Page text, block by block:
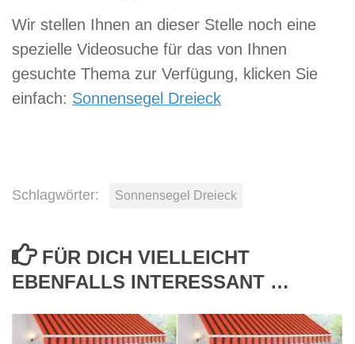
Wir stellen Ihnen an dieser Stelle noch eine
spezielle Videosuche für das von Ihnen
gesuchte Thema zur Verfügung, klicken Sie
einfach: Sonnensegel Dreieck
Schlagwörter: Sonnensegel Dreieck
FÜR DICH VIELLEICHT
EBENFALLS INTERESSANT …